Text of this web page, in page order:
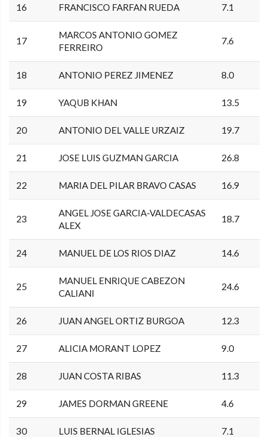
16 FRANCISCO FARFAN RUEDA 7.1
17
MARCOS ANTONIO GOMEZ
FERREIRO
7.6
18 ANTONIO PEREZ JIMENEZ 8.0
19 YAQUB KHAN 13.5
20 ANTONIO DEL VALLE URZAIZ 19.7
21 JOSE LUIS GUZMAN GARCIA 26.8
22 MARIA DEL PILAR BRAVO CASAS 16.9
23
ANGEL JOSE GARCIA-VALDECASAS
ALEX
18.7
24 MANUEL DE LOS RIOS DIAZ 14.6
25
MANUEL ENRIQUE CABEZON
CALIANI
24.6
26 JUAN ANGEL ORTIZ BURGOA 12.3
27 ALICIA MORANT LOPEZ 9.0
28 JUAN COSTA RIBAS 11.3
29 JAMES DORMAN GREENE 4.6
30 LUIS BERNAL IGLESIAS 7.1